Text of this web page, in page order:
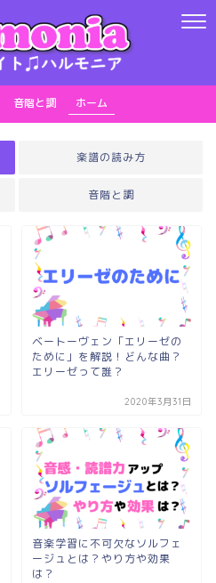
音階と調 ホーム
楽譜の読み方
音階と調
ベートーヴェン「エリーゼの
ために」を解説！どんな曲？
エリーゼって誰？
2020年3月31日
音楽学習に不可欠なソルフェ
ージュとは？やり方や効果
は？